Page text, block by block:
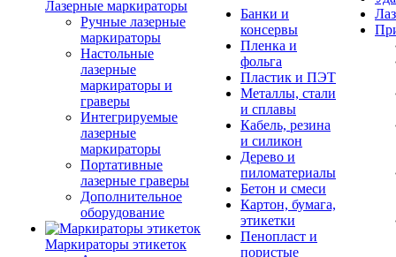
Лазерные маркираторы
Ручные лазерные
маркираторы
Настольные
лазерные
маркираторы и
граверы
Интегрируемые
лазерные
маркираторы
Портативные
лазерные граверы
Дополнительное
оборудование
Маркираторы этикеток
Банки и
консервы
Пленка и
фольга
Пластик и ПЭТ
Металлы, стали
и сплавы
Кабель, резина
и силикон
Дерево и
пиломатериалы
Бетон и смеси
Картон, бумага,
этикетки
Пенопласт и
пористые